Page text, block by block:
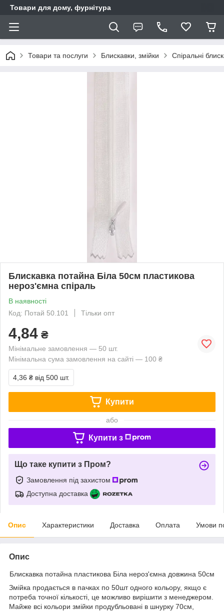
Товари для дому, фурнітура
Товари та послуги Блискавки, змійки Спіральні
Блискавка потайна Біла 50см пластикова
нероз'ємна спіраль
В наявності
Код: Потай 50.101
Тільки опт
4,84 ₴
Мінімальне замовлення — 50 шт.
Мінімальна сума замовлення на сайті — 100 ₴
4,36 ₴ від 500 шт.
Купити
або
Купити з
Що таке купити з Пром?
Замовлення під захистом
Доступна доставка
Опис Характеристики Доставка Оплата Умови
Опис
Блискавка потайна пластикова Біла нероз'ємна довжина 50см
Змійка продається в пачках по 50шт одного кольору, якщо є
потреба точної кількості, це можливо вирішити з менеджером.
Майже всі кольори змійки продубльовані в шнурку 70см,